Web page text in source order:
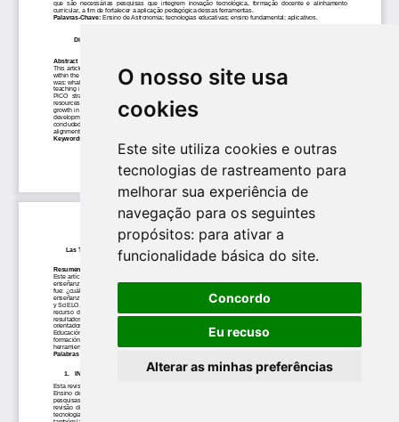
O nosso site usa
cookies
Este site utiliza cookies e outras
tecnologias de rastreamento para
melhorar sua experiência de
navegação para os seguintes
propósitos: para ativar a
funcionalidade básica do site.
Concordo
Eu recuso
Alterar as minhas preferências